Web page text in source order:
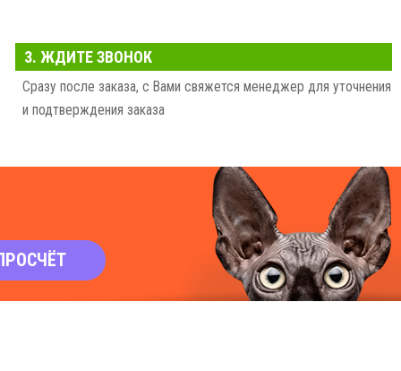
3. ЖДИТЕ ЗВОНОК
Сразу после заказа, с Вами свяжется менеджер для уточнения
и подтверждения заказа